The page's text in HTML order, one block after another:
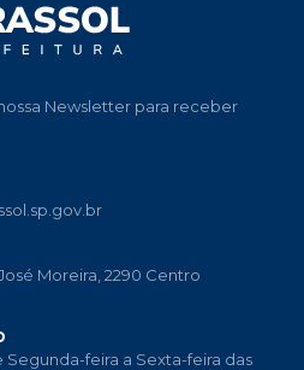
Moreira, 2290 Centro
feira a Sexta-feira das
Newsletter para receber